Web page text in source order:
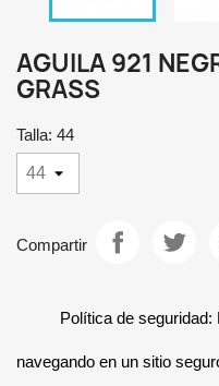
AGUILA 921
GRASS
Talla: 44
Compartir
Política de
navegando en un sitio